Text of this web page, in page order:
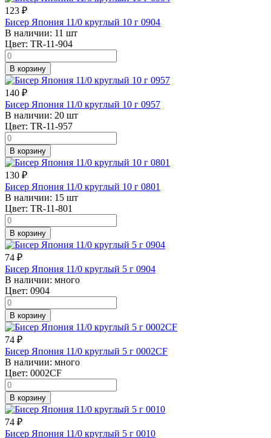
123 ₽
Бисер Япония 11/0 круглый 10 г 0904
В наличии: 11 шт
Цвет: TR-11-904
В корзину
140 ₽
Бисер Япония 11/0 круглый 10 г 0957
В наличии: 20 шт
Цвет: TR-11-957
В корзину
130 ₽
Бисер Япония 11/0 круглый 10 г 0801
В наличии: 15 шт
Цвет: TR-11-801
В корзину
74 ₽
Бисер Япония 11/0 круглый 5 г 0904
В наличии: много
Цвет: 0904
В корзину
74 ₽
Бисер Япония 11/0 круглый 5 г 0002CF
В наличии: много
Цвет: 0002CF
В корзину
74 ₽
Бисер Япония 11/0 круглый 5 г 0010